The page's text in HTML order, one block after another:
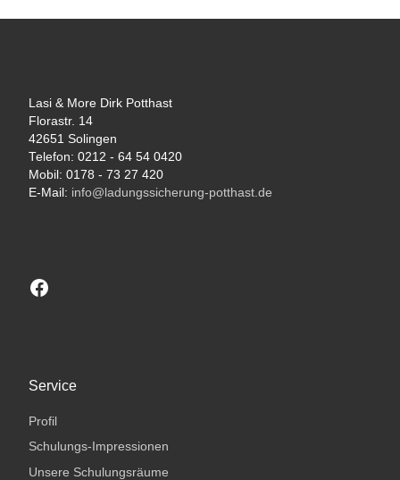
Lasi & More Dirk Potthast
Florastr. 14
42651 Solingen
Telefon: 0212 - 64 54 0420
Mobil: 0178 - 73 27 420
E-Mail: info@ladungssicherung-potthast.de
Besuchen sie unsere Facebook-Seite
Service
Profil
Schulungs-Impressionen
Unsere Schulungsräume